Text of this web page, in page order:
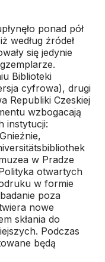
ponad pół
według źródeł
się jedynie
Biblioteki
cyfrowa), drugi
Republiki Czeskiej
wzbogacają
instytucji:
w Pradze
otwartych
w formie
poza
nowe
skłania do
Podczas
będą